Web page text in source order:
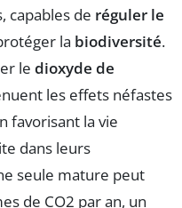
capables de réguler le
la biodiversité.
le dioxyde de
les effets néfastes
favorisant la vie
dans leurs
seule mature peut
de CO2 par an, un